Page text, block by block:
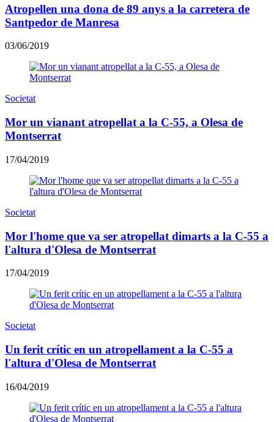
Atropellen una dona de 89 anys a la carretera de
Santpedor de Manresa
03/06/2019
Societat
Mor un vianant atropellat a la C-55, a Olesa de
Montserrat
17/04/2019
Societat
Mor l'home que va ser atropellat dimarts a la C-55 a
l'altura d'Olesa de Montserrat
17/04/2019
Societat
Un ferit crític en un atropellament a la C-55 a
l'altura d'Olesa de Montserrat
16/04/2019